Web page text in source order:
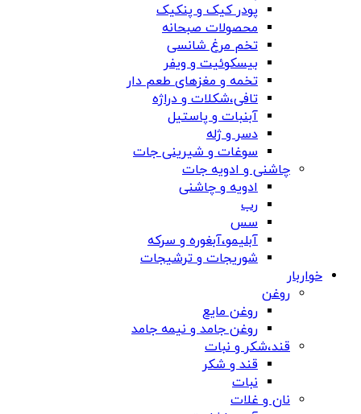
پودر کیک و پنکیک
محصولات صبحانه
تخم مرغ شانسی
بیسکوئیت و ویفر
تخمه و مغزهای طعم دار
تافی،شکلات و دراژه
آبنبات و پاستیل
دسر و ژله
سوغات و شیرینی جات
چاشنی و ادویه جات
ادویه و چاشنی
رب
سس
آبلیمو،آبغوره و سرکه
شوریجات و ترشیجات
خواربار
روغن
روغن مایع
روغن جامد و نیمه جامد
قند،شکر و نبات
قند و شکر
نبات
نان و غلات